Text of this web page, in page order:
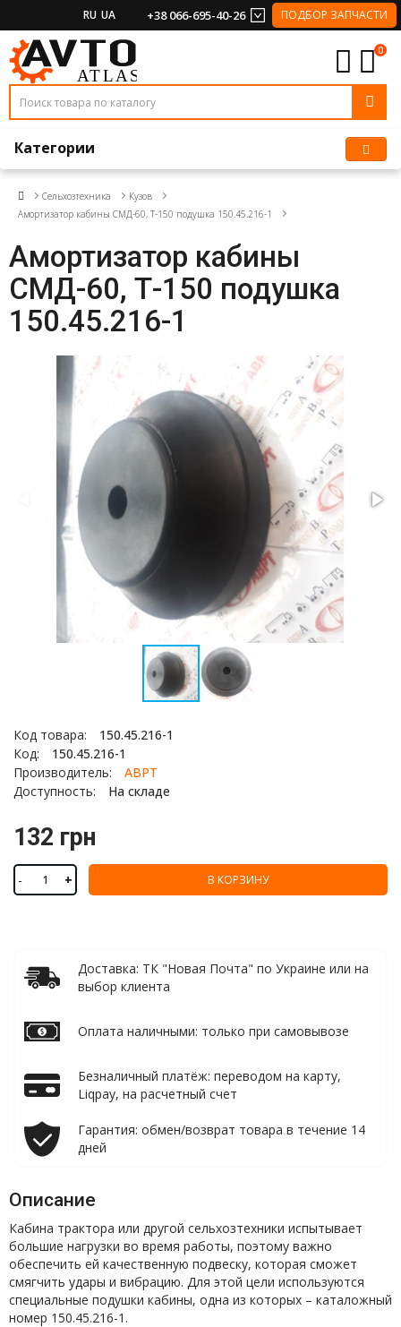
RU UA +38 066-695-40-26 ПОДБОР ЗАПЧАСТИ
0
Категории
Сельхозтехника
Кузов
Амортизатор кабины СМД-60, Т-150 подушка 150.45.216-1
Амортизатор кабины
СМД-60, Т-150 подушка
150.45.216-1
Код товара:
150.45.216-1
Код:
150.45.216-1
Производитель:
АВРТ
Доступность:
На складе
132 грн
- + В КОРЗИНУ
Доставка: ТК "Новая Почта" по Украине или на
выбор клиента
Оплата наличными: только при самовывозе
Безналичный платёж: переводом на карту,
Liqpay, на расчетный счет
Гарантия: обмен/возврат товара в течение 14
дней
Описание
Кабина трактора или другой сельхозтехники испытывает
большие нагрузки во время работы, поэтому важно
обеспечить ей качественную подвеску, которая сможет
смягчить удары и вибрацию. Для этой цели используются
специальные подушки кабины, одна из которых – каталожный
номер 150.45.216-1.